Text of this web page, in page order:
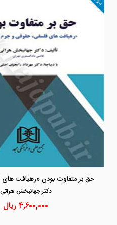
دكتر جهانبخش هراتي
۴,۶۰۰,۰۰۰ریال